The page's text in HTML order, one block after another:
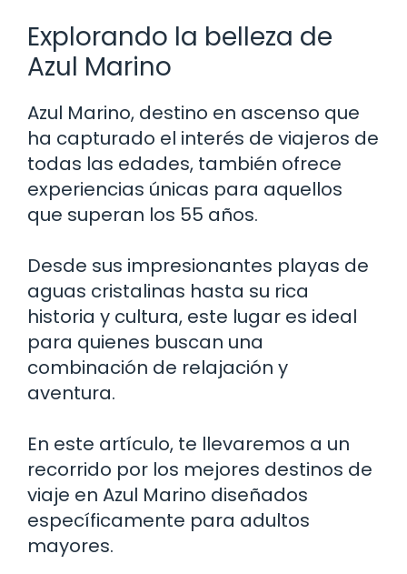
Explorando la belleza de
Azul Marino
Azul Marino, destino en ascenso que
ha capturado el interés de viajeros de
todas las edades, también ofrece
experiencias únicas para aquellos
que superan los 55 años.
Desde sus impresionantes playas de
aguas cristalinas hasta su rica
historia y cultura, este lugar es ideal
para quienes buscan una
combinación de relajación y
aventura.
En este artículo, te llevaremos a un
recorrido por los mejores destinos de
viaje en Azul Marino diseñados
específicamente para adultos
mayores.